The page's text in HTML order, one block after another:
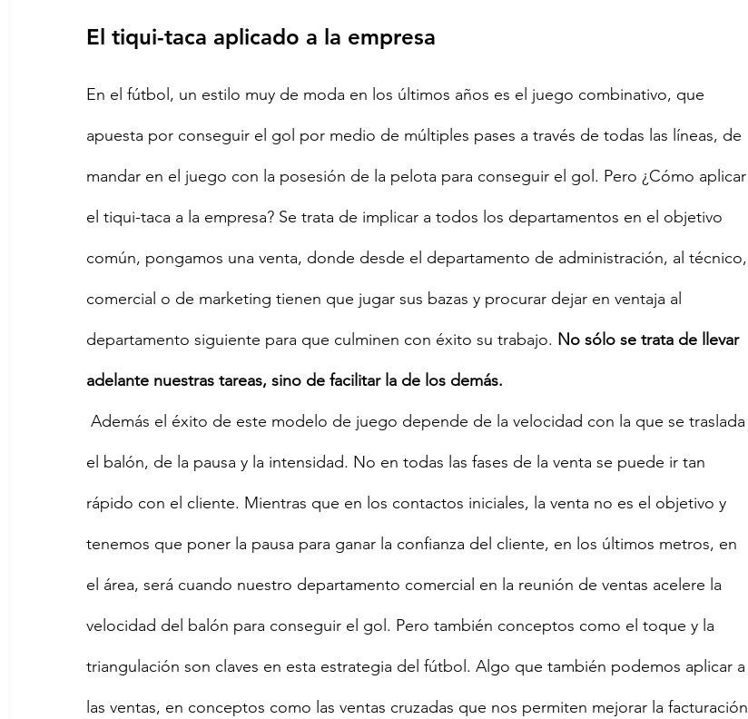
El tiqui-taca aplicado a la empresa
En el fútbol, un estilo muy de moda en los últimos años es el juego combinativo, que
apuesta por conseguir el gol por medio de múltiples pases a través de todas las líneas, de
mandar en el juego con la posesión de la pelota para conseguir el gol. Pero ¿Cómo aplicar
el tiqui-taca a la empresa? Se trata de implicar a todos los departamentos en el objetivo
común, pongamos una venta, donde desde el departamento de administración, al técnico,
comercial o de marketing tienen que jugar sus bazas y procurar dejar en ventaja al
departamento siguiente para que culminen con éxito su trabajo. No sólo se trata de llevar
adelante nuestras tareas, sino de facilitar la de los demás.
Además el éxito de este modelo de juego depende de la velocidad con la que se traslada
el balón, de la pausa y la intensidad. No en todas las fases de la venta se puede ir tan
rápido con el cliente. Mientras que en los contactos iniciales, la venta no es el objetivo y
tenemos que poner la pausa para ganar la confianza del cliente, en los últimos metros, en
el área, será cuando nuestro departamento comercial en la reunión de ventas acelere la
velocidad del balón para conseguir el gol. Pero también conceptos como el toque y la
triangulación son claves en esta estrategia del fútbol. Algo que también podemos aplicar a
las ventas, en conceptos como las ventas cruzadas que nos permiten mejorar la facturación